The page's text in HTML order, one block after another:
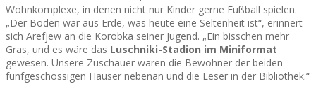
Wohnkomplexe, in denen nicht nur Kinder gerne Fußball spielen.
„Der Boden war aus Erde, was heute eine Seltenheit ist“, erinnert
sich Arefjew an die Korobka seiner Jugend. „Ein bisschen mehr
Gras, und es wäre das Luschniki-Stadion im Miniformat
gewesen. Unsere Zuschauer waren die Bewohner der beiden
fünfgeschossigen Häuser nebenan und die Leser in der Bibliothek.“